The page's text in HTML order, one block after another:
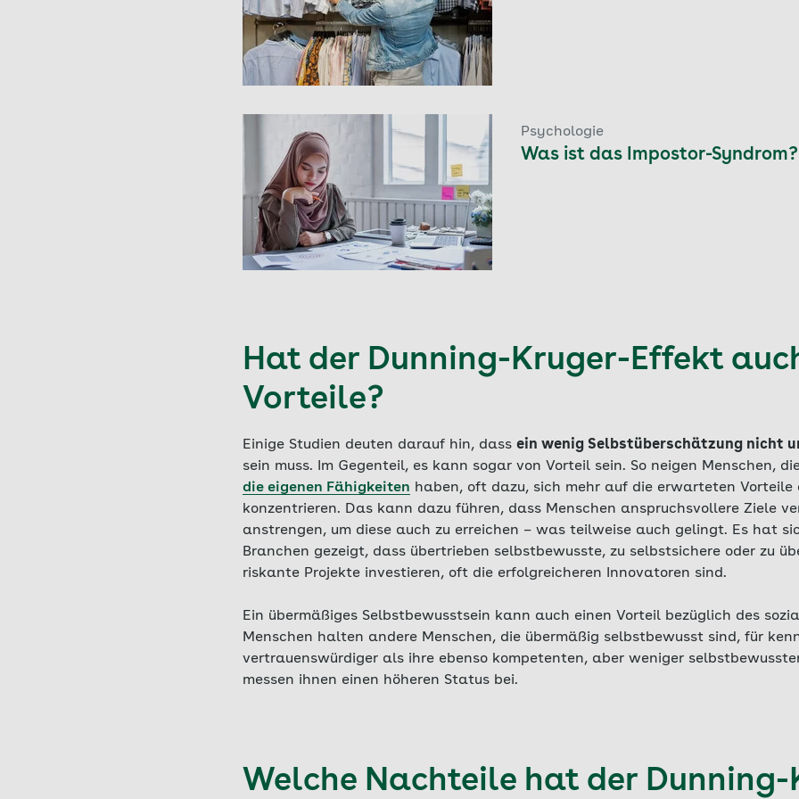
Psychologie
Was ist das Impostor-Syndrom?
Hat der Dunning-Kruger-Effekt
Vorteile?
Einige Studien deuten darauf hin, dass ein wenig Selbstüberschätzung nicht
sein muss. Im Gegenteil, es kann sogar von Vorteil sein. So neigen Menschen,
die eigenen Fähigkeiten haben, oft dazu, sich mehr auf die erwarteten Vorteile
konzentrieren. Das kann dazu führen, dass Menschen anspruchsvollere Ziele
anstrengen, um diese auch zu erreichen – was teilweise auch gelingt. Es hat
Branchen gezeigt, dass übertrieben selbstbewusste, zu selbstsichere oder zu
riskante Projekte investieren, oft die erfolgreicheren Innovatoren sind.
Ein übermäßiges Selbstbewusstsein kann auch einen Vorteil bezüglich des
Menschen halten andere Menschen, die übermäßig selbstbewusst sind, für
vertrauenswürdiger als ihre ebenso kompetenten, aber weniger
messen ihnen einen höheren Status bei.
Welche Nachteile hat der